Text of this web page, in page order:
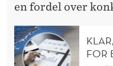
en fordel over
FOR